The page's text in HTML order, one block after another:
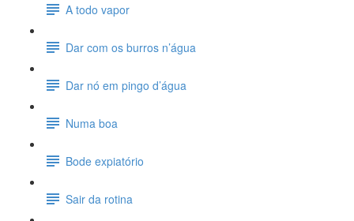
A todo vapor
Dar com os burros n’água
Dar nó em pingo d’água
Numa boa
Bode expiatório
Sair da rotina